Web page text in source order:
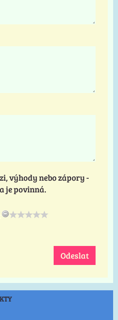
výhody nebo zápory -
je povinná.
Odeslat